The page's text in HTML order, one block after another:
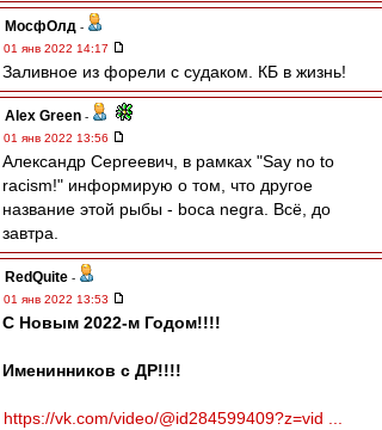
МосфОлд -
01 янв 2022 14:17
Заливное из форели с судаком. КБ в жизнь!
Alex Green -
01 янв 2022 13:56
Александр Сергеевич, в рамках "Say no to
racism!" информирую о том, что другое
название этой рыбы - boca negra. Всё, до
завтра.
RedQuite -
01 янв 2022 13:53
С Новым 2022-м Годом!!!!
Именинников с ДР!!!!
https://vk.com/video/@id284599409?z=vid ...